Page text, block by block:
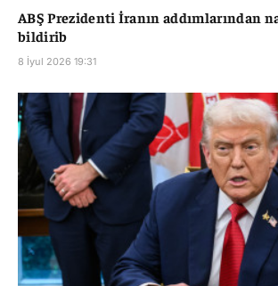
ABŞ Prezidenti İranın addımlarından
bildirib
8 İyul 2026 19:31